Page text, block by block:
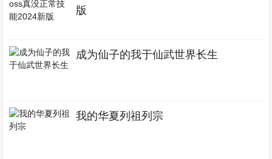
版
成为仙子的我于仙武世界长生
我的华夏列祖列宗